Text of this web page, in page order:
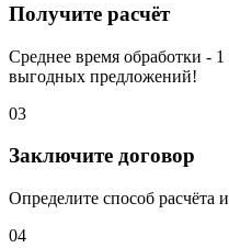
Получите расчёт
Среднее время обработки -
выгодных предложений!
03
Заключите договор
Определите способ расчёта
04